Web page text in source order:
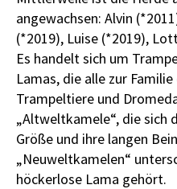
angewachsen: Alvin
(*2019), Luise (*2019),
Es handelt sich um
Lamas, die alle zur
Trampeltiere und
„Altweltkamele“, die sich
Größe und ihre langen
„Neuweltkamelen“
höckerlose Lama gehört.